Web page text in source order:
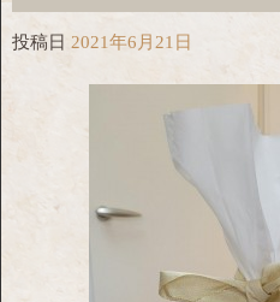
投稿日 2021年6月21日